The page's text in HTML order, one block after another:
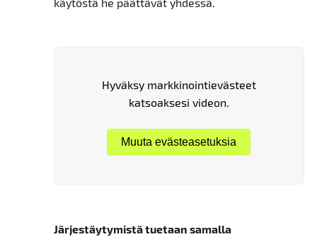
Hyväksy markkinointievästeet
katsoaksesi videon.
Muuta evästeasetuksia
Järjestäytymistä tuetaan samalla